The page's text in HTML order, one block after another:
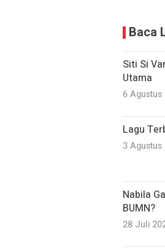
Baca
Siti Si
Utama
6 Agustus
Lagu
3 Agustus
Nabila
BUMN?
28 Juli